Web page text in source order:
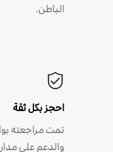
الباطن.
احجز بكل ثقة
تمت مراجعته
والدعم على مدار 24 ساعة خلال إقامتك الطويلة.